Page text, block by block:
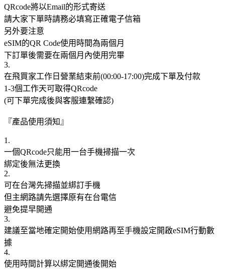
QRcode將以Email的形式寄送
請大家下單時請務必填寫正確電子信箱
另外要注意
eSIM的QR Code使用時間為兩個月
下訂單後需要在兩個月內使用完畢
3.
在飛買家工作日營業結束前(00:00-17:00)完成下單及付款
1-3個工作天可取得QRcode
(可下單完成後與客服連繫確認)
『產品使用須知』
1.
一個QRcode只能用一台手機掃描一次
綁定後無法更換
2.
可在台灣先掃描並綁訂手機
但主網路請先選擇原有在台電信
避免提早開通
3.
建議至當地確定開始使用網路再至手機設定開啟eSIM行動數
據
4.
使用時間計算以綁定開通後開始